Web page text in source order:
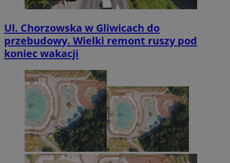
Ul. Chorzowska w Gliwicach do
przebudowy. Wielki remont ruszy pod
koniec wakacji